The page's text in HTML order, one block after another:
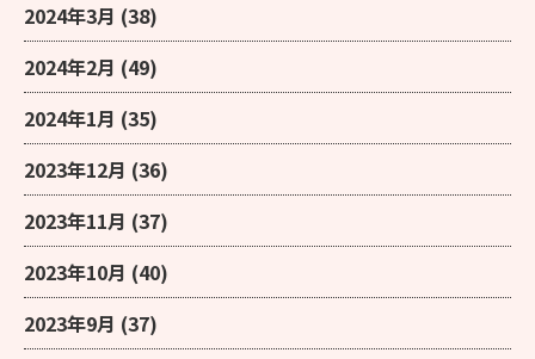
2024年3月 (38)
2024年2月 (49)
2024年1月 (35)
2023年12月 (36)
2023年11月 (37)
2023年10月 (40)
2023年9月 (37)